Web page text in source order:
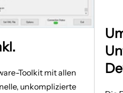
Toolkit mit allen
unkomplizierte
einem
neuen